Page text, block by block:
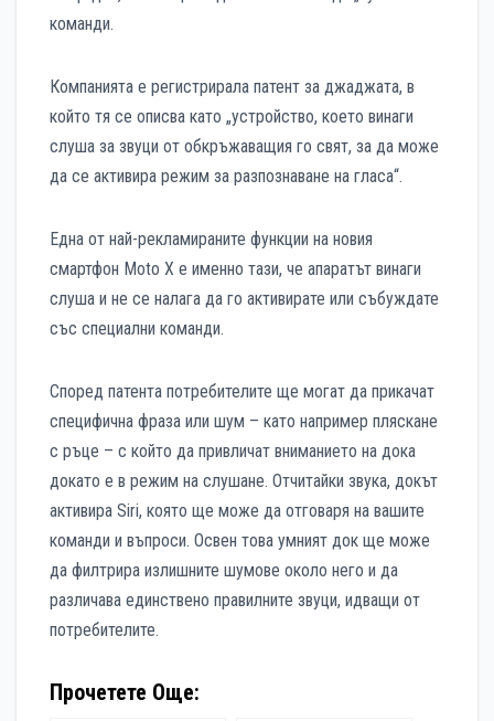
команди.
Компанията е регистрирала патент за джаджата, в
който тя се описва като „устройство, което винаги
слуша за звуци от обкръжаващия го свят, за да може
да се активира режим за разпознаване на гласа“.
Една от най-рекламираните функции на новия
смартфон Moto X е именно тази, че апаратът винаги
слуша и не се налага да го активирате или събуждате
със специални команди.
Според патента потребителите ще могат да прикачат
специфична фраза или шум – като например пляскане
с ръце – с който да привличат вниманието на дока
докато е в режим на слушане. Отчитайки звука, докът
активира Siri, която ще може да отговаря на вашите
команди и въпроси. Освен това умният док ще може
да филтрира излишните шумове около него и да
различава единствено правилните звуци, идващи от
потребителите.
Прочетете Още: